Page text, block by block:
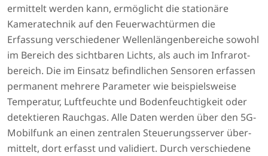
ermittelt werden kann, ermöglicht die stationäre
Kamera­technik auf den Feuerwachtürmen die
Erfassung verschiedener Wellenlängen­bereiche sowohl
im Bereich des sichtbaren Lichts, als auch im Infrarot­
bereich. Die im Einsatz befindlichen Sensoren erfassen
permanent mehrere Parameter wie beispiels­weise
Temperatur, Luftfeuchte und Bodenfeuchtigkeit oder
detektieren Rauchgas. Alle Daten werden über den 5G-
Mobilfunk an einen zentralen Steuerungsserver über­
mittelt, dort erfasst und validiert. Durch verschiedene